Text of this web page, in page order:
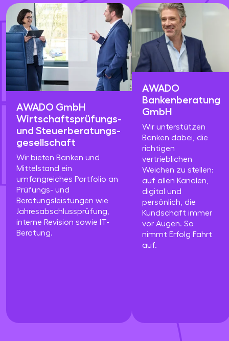
AWADO GmbH
Wirtschaftsprüfungs-
und Steuerberatungs­
gesellschaft
Wir bieten Banken und
Mittelstand ein
umfangreiches Portfolio an
Prüfungs- und
Beratungsleistungen wie
Jahresabschlussprüfung,
interne Revision sowie IT-
Beratung.
AWADO
Bankenberatung
GmbH
Wir unterstützen
Banken dabei, die
richtigen
vertrieblichen
Weichen zu stellen:
auf allen Kanälen,
digital und
persönlich, die
Kundschaft immer
vor Augen. So
nimmt Erfolg Fahrt
auf.